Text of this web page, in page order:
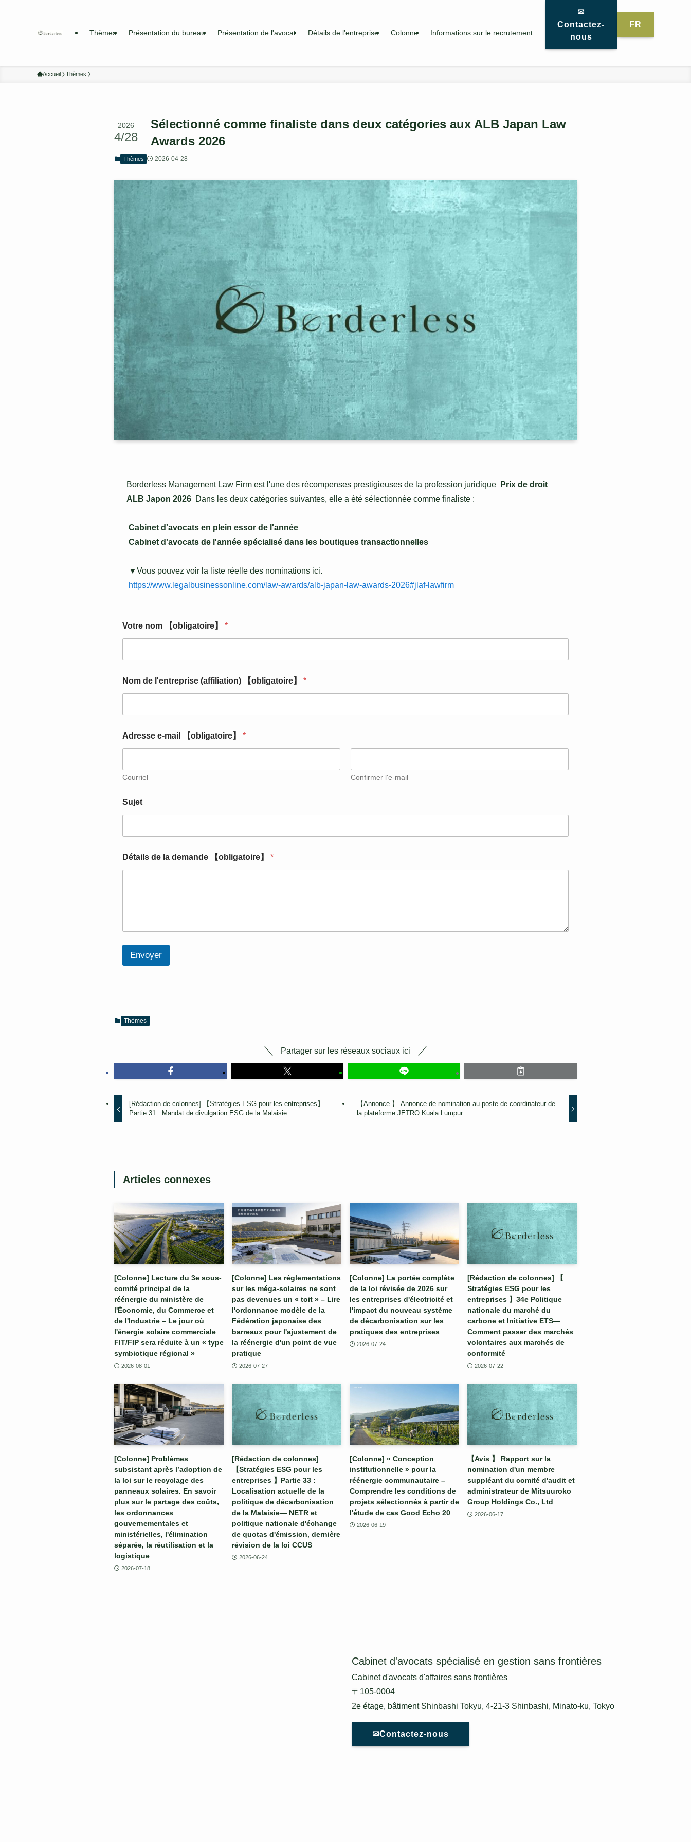
Thèmes Présentation du bureau Présentation de l'avocat Détails de l'entreprise Colonne Informations sur le recrutement
✉
Contactez-
nous
FR
Accueil Thèmes
Sélectionné comme finaliste dans deux catégories aux ALB Japan Law
Awards 2026
2026
4/28
Thèmes 2026-04-28
Borderless Management Law Firm est l'une des récompenses prestigieuses de la profession juridique
Prix de droit
ALB Japon 2026 Dans les deux catégories suivantes, elle a été sélectionnée comme finaliste :
Cabinet d'avocats en plein essor de l'année
Cabinet d'avocats de l'année spécialisé dans les boutiques transactionnelles
▼Vous pouvez voir la liste réelle des nominations ici.
https://www.legalbusinessonline.com/law-awards/alb-japan-law-awards-2026#jlaf-lawfirm
o
b
a
t
o
r
】
l
a
t
e
】
d
e
Votre nom 【obligatoire】 *
Nom de l'entreprise (affiliation) 【obligatoire】 *
Adresse e-mail 【obligatoire】 *
Courriel Confirmer l'e-mail
Sujet
Détails de la demande 【obligatoire】 *
Envoyer
Thèmes
Partager sur les réseaux sociaux ici
[Rédaction de colonnes] 【Stratégies ESG pour les entreprises】
Partie 31 : Mandat de divulgation ESG de la Malaisie
【Annonce 】 Annonce de nomination au poste de coordinateur de
la plateforme JETRO Kuala Lumpur
Articles connexes
[Colonne] Lecture du 3e sous-
comité principal de la
réénergie du ministère de
l'Économie, du Commerce et
de l'Industrie – Le jour où
l'énergie solaire commerciale
FIT/FIP sera réduite à un « type
symbiotique régional »
2026-08-01
[Colonne] Les réglementations
sur les méga-solaires ne sont
pas devenues un « toit » – Lire
l'ordonnance modèle de la
Fédération japonaise des
barreaux pour l'ajustement de
la réénergie d'un point de vue
pratique
2026-07-27
[Colonne] La portée complète
de la loi révisée de 2026 sur
les entreprises d'électricité et
l'impact du nouveau système
de décarbonisation sur les
pratiques des entreprises
2026-07-24
[Rédaction de colonnes] 【
Stratégies ESG pour les
entreprises 】34e Politique
nationale du marché du
carbone et Initiative ETS—
Comment passer des marchés
volontaires aux marchés de
conformité
2026-07-22
[Colonne] Problèmes
subsistant après l’adoption de
la loi sur le recyclage des
panneaux solaires. En savoir
plus sur le partage des coûts,
les ordonnances
gouvernementales et
ministérielles, l'élimination
séparée, la réutilisation et la
logistique
2026-07-18
[Rédaction de colonnes]
【Stratégies ESG pour les
entreprises 】Partie 33 :
Localisation actuelle de la
politique de décarbonisation
de la Malaisie— NETR et
politique nationale d'échange
de quotas d'émission, dernière
révision de la loi CCUS
2026-06-24
[Colonne] « Conception
institutionnelle » pour la
réénergie communautaire –
Comprendre les conditions de
projets sélectionnés à partir de
l'étude de cas Good Echo 20
2026-06-19
【Avis 】 Rapport sur la
nomination d'un membre
suppléant du comité d'audit et
administrateur de Mitsuuroko
Group Holdings Co., Ltd
2026-06-17
Cabinet d'avocats spécialisé en gestion sans frontières
Cabinet d'avocats d'affaires sans frontières
〒105-0004
2e étage, bâtiment Shinbashi Tokyu, 4-21-3 Shinbashi, Minato-ku, Tokyo
✉Contactez-nous